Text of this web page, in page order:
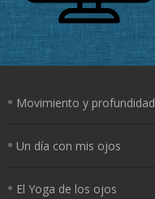
Movimiento y
Un día con mis ojos
El Yoga de los ojos